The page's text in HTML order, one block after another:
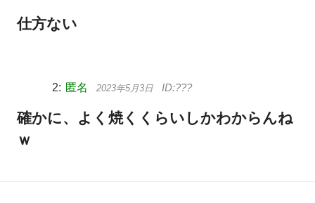
仕方ない
匿名 2023年5月3日
確かに、よく焼くくらいしかわからんね
ｗ